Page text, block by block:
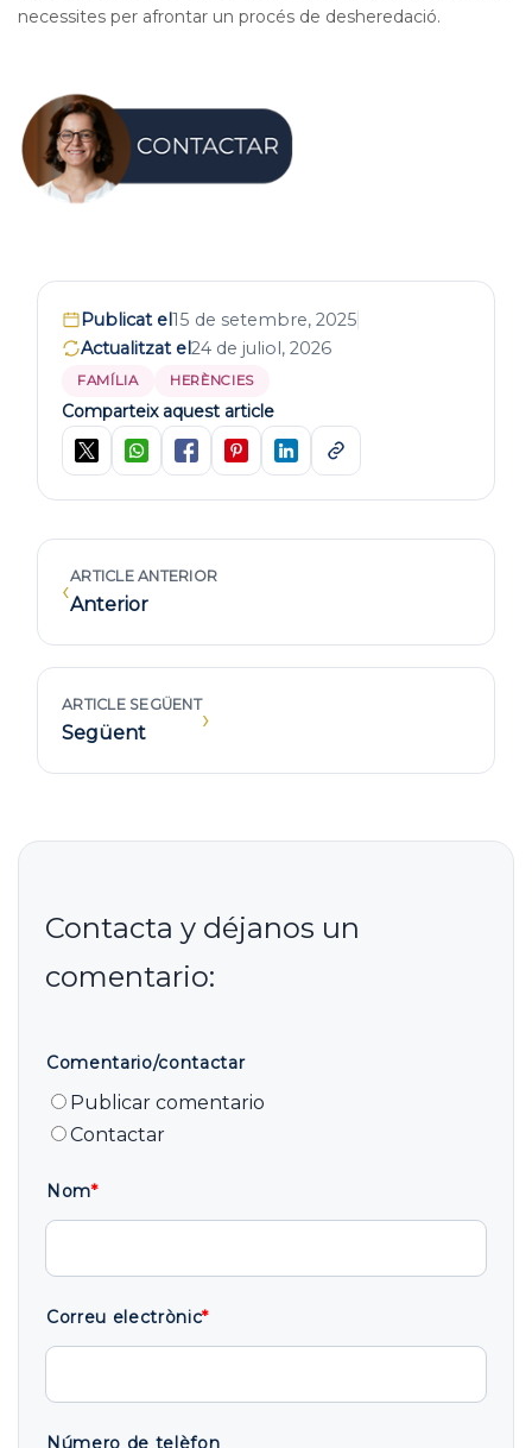
necessites per afrontar un procés de desheredació.
Publicat el15 de setembre, 2025
Actualitzat el24 de juliol, 2026
FAMÍLIA HERÈNCIES
Comparteix aquest article
‹ARTICLE ANTERIOR
Anterior
ARTICLE SEGÜENT
Següent ›
Comentario/contactar
Publicar comentario
Contactar
Nom*
Correu electrònic*
Número de telèfon